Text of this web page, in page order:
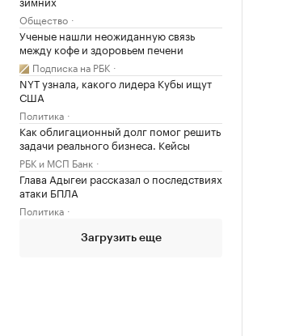
Общество
Ученые нашли неожиданную связь
между кофе и здоровьем печени
Подписка на РБК
NYT узнала, какого лидера Кубы ищут
США
Политика
Как облигационный долг помог решить
задачи реального бизнеса. Кейсы
РБК и МСП Банк
Глава Адыгеи рассказал о последствиях
атаки БПЛА
Политика
Загрузить еще